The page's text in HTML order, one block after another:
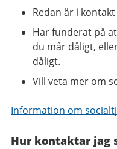
Redan är i
Har funderat på
du mår dåligt,
dåligt.
Vill veta mer om
Information om
Hur kontaktar jag